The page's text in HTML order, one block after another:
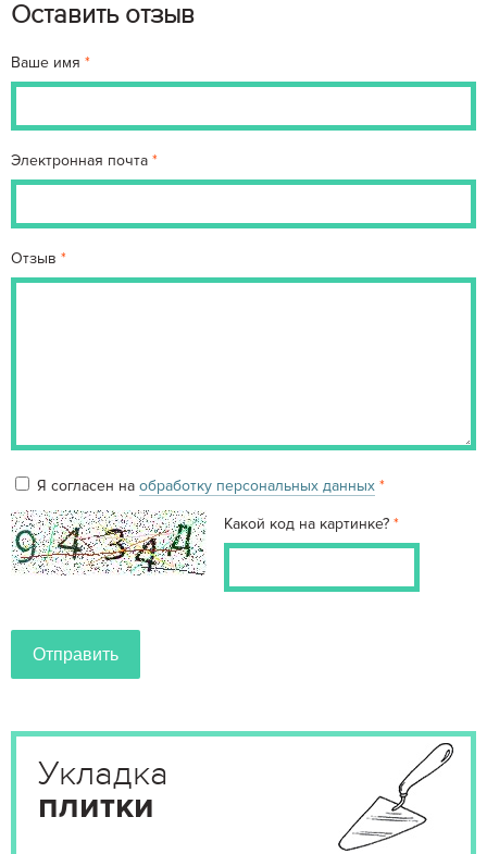
Оставить отзыв
Ваше имя
Электронная почта
Отзыв
Я согласен на обработку персональных данных
Какой код на картинке?
Укладка
плитки